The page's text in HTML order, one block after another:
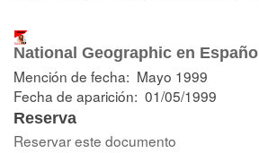
National Geographic en Español
Mención de fecha: Mayo 1999
Fecha de aparición: 01/05/1999
Reserva
Reservar este documento